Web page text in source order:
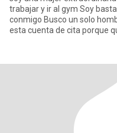
trabajar y ir al gym Soy
conmigo Busco un solo
esta cuenta de cita porque